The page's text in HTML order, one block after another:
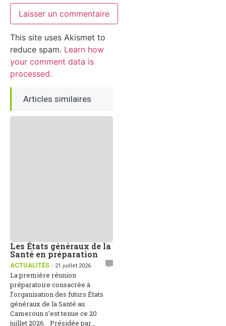
This site uses Akismet to
reduce spam. Learn how
your comment data is
processed.
Articles similaires
Les États généraux de la
Santé en préparation
ACTUALITÉS - 21 juillet 2026
La première réunion
préparatoire consacrée à
l’organisation des futurs États
généraux de la Santé au
Cameroun s’est tenue ce 20
juillet 2026. Présidée par...